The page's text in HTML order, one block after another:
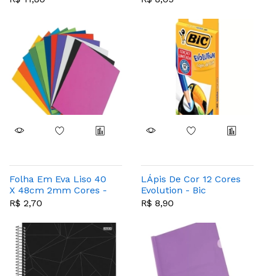
Folha Em Eva Liso 40
X 48cm 2mm Cores -
Evarte
R$ 2,70
LÁpis De Cor 12 Cores
Evolution - Bic
R$ 8,90